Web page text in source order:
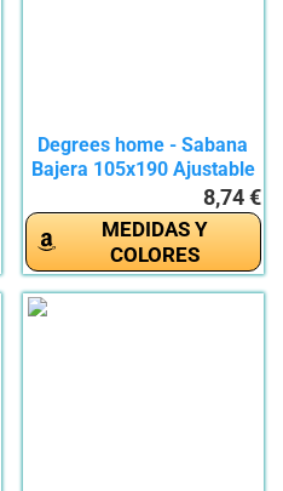
Degrees home - Sabana
Bajera 105x190 Ajustable
8,74 €
MEDIDAS Y
COLORES